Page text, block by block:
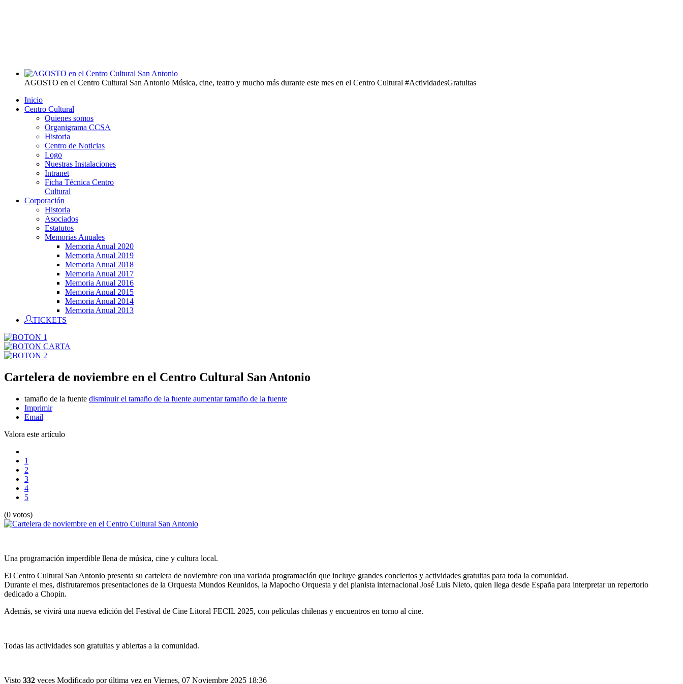
AGOSTO en el Centro Cultural San Antonio Música, cine, teatro y mucho más durante este mes en el Centro Cultural #ActividadesGratuitas
Inicio
Centro Cultural
Quienes somos
Organigrama CCSA
Historia
Centro de Noticias
Logo
Nuestras Instalaciones
Intranet
Ficha Técnica Centro
Cultural
Corporación
Historia
Asociados
Estatutos
Memorias Anuales
Memoria Anual 2020
Memoria Anual 2019
Memoria Anual 2018
Memoria Anual 2017
Memoria Anual 2016
Memoria Anual 2015
Memoria Anual 2014
Memoria Anual 2013
TICKETS
Cartelera de noviembre en el Centro Cultural San Antonio
tamaño de la fuente disminuir el tamaño de la fuente aumentar tamaño de la fuente
Imprimir
Email
Valora este artículo
1
2
3
4
5
(0 votos)
Una programación imperdible llena de música, cine y cultura local.
El Centro Cultural San Antonio presenta su cartelera de noviembre con una variada programación que incluye grandes conciertos y actividades gratuitas para toda la comunidad.
Durante el mes, disfrutaremos presentaciones de la Orquesta Mundos Reunidos, la Mapocho Orquesta y del pianista internacional José Luis Nieto, quien llega desde España para interpretar un repertorio
dedicado a Chopin.
Además, se vivirá una nueva edición del Festival de Cine Litoral FECIL 2025, con películas chilenas y encuentros en torno al cine.
Todas las actividades son gratuitas y abiertas a la comunidad.
Visto 332 veces Modificado por última vez en Viernes, 07 Noviembre 2025 18:36